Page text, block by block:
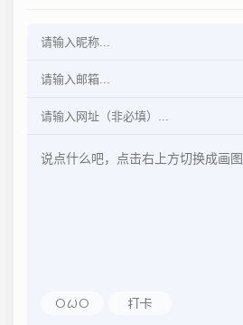
OωO 打卡